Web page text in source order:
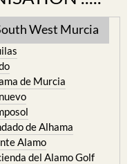
West Murcia
de Murcia
de Alhama
Alamo
del Alamo Golf